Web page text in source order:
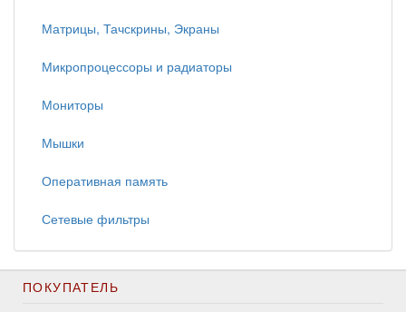
Матрицы, Тачскрины, Экраны
Микропроцессоры и радиаторы
Мониторы
Мышки
Оперативная память
Сетевые фильтры
ПОКУПАТЕЛЬ